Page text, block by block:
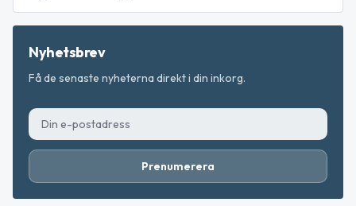
Nyhetsbrev
Få de senaste nyheterna direkt i din inkorg.
Prenumerera